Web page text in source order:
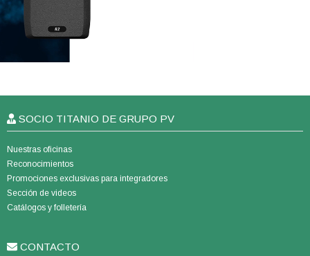
SOCIO TITANIO DE GRUPO PV
Nuestras oficinas
Reconocimientos
Promociones exclusivas para integradores
Sección de videos
Catálogos y folletería
CONTACTO